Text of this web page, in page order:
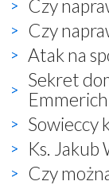
Czy
Czy
Atak na
Sekret
Emmerich
Sowieccy
Ks. Jakub
Czy